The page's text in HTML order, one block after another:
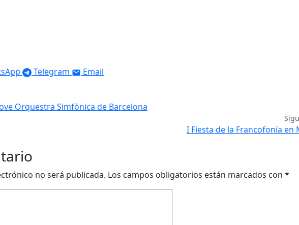
Telegram Email
Orquestra Simfònica de Barcelona
I Fiesta de la Francofonía en
no será publicada. Los campos obligatorios están marcados con *